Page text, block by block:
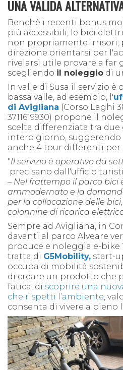
UNA VALIDA
Benchè i recenti bonus
più accessibili,
le bici
non propriamente irrisori;
direzione orientarsi per
rivelarsi utile provare a far
scegliendo il noleggio di
In valle di Susa il servizio è
bassa valle, ad esempio,
l'
di Avigliana (Corso Laghi
3711619930) propone il
sce lta differenziata tra
intero giorno, suggerendo
anche 4 tour differenti per
"Il servizio è operativo da
precisano dall'ufficio
– Nel frattempo il parco bici
ammodernato e la
per la collocazione delle bici,
colonnine di ricarica
Sempre ad Avigliana , in
davanti al parco Alveare
produce e noleggia e-bike
tratta di G5Mobility, start-
occupa di mobilità
di creare un prodotto che
fatica, di scoprire una
che rispetti l’ambiente ,
consenta di vivere a pieno